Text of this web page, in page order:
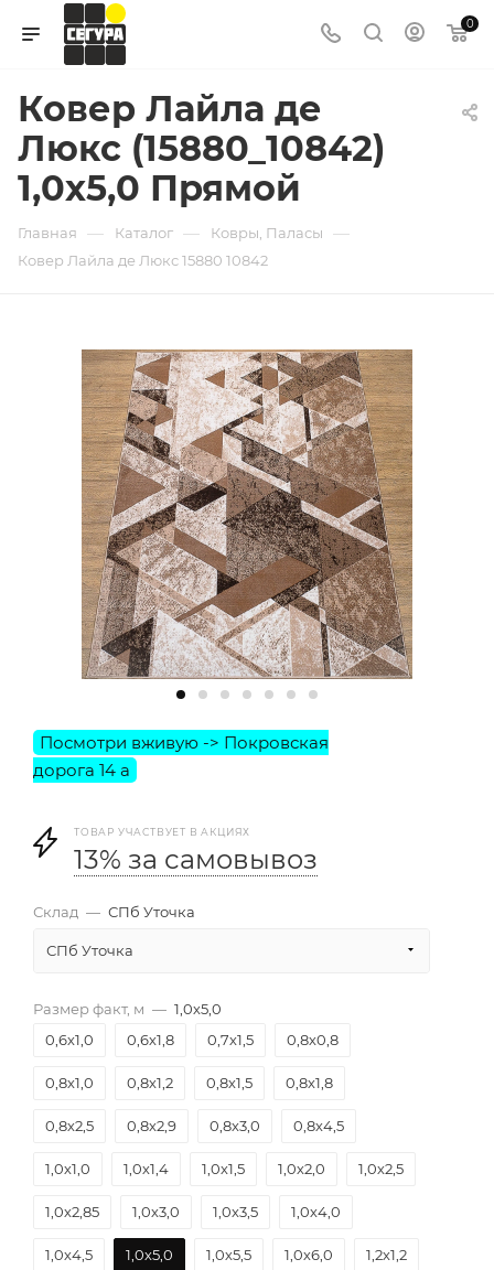
0
Ковер Лайла де
Люкс (15880_10842)
1,0х5,0 Прямой
Главная — Каталог — Ковры, Паласы —
Ковер Лайла де Люкс 15880 10842
ТОВАР УЧАСТВУЕТ В АКЦИЯХ
13% за самовывоз
Склад — СПб Уточка
СПб Уточка
Размер факт, м — 1,0х5,0
0,6х1,0
0,6х1,8 0,7х1,5 0,8х0,8
0,8х1,0 0,8х1,2 0,8х1,5 0,8х1,8
0,8х2,5 0,8х2,9 0,8х3,0 0,8х4,5
1,0х1,0 1,0х1,4 1,0х1,5 1,0х2,0 1,0х2,5
1,0х2,85 1,0х3,0 1,0х3,5 1,0х4,0
1,0х4,5 1,0х5,0 1,0х5,5 1,0х6,0 1,2х1,2